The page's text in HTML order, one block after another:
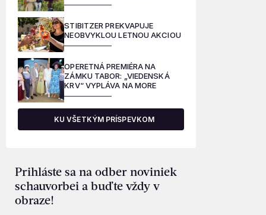
STIBITZER PREKVAPUJE
NEOBVYKLOU LETNOU AKCIOU
OPERETNÁ PREMIÉRA NA
ZÁMKU TABOR: „VIEDENSKÁ
KRV“ VYPLÁVA NA MORE
KU VŠETKÝM PRÍSPEVKOM
Prihláste sa na odber noviniek
schauvorbei a buďte vždy v
obraze!